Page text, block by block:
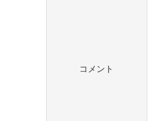
コメント